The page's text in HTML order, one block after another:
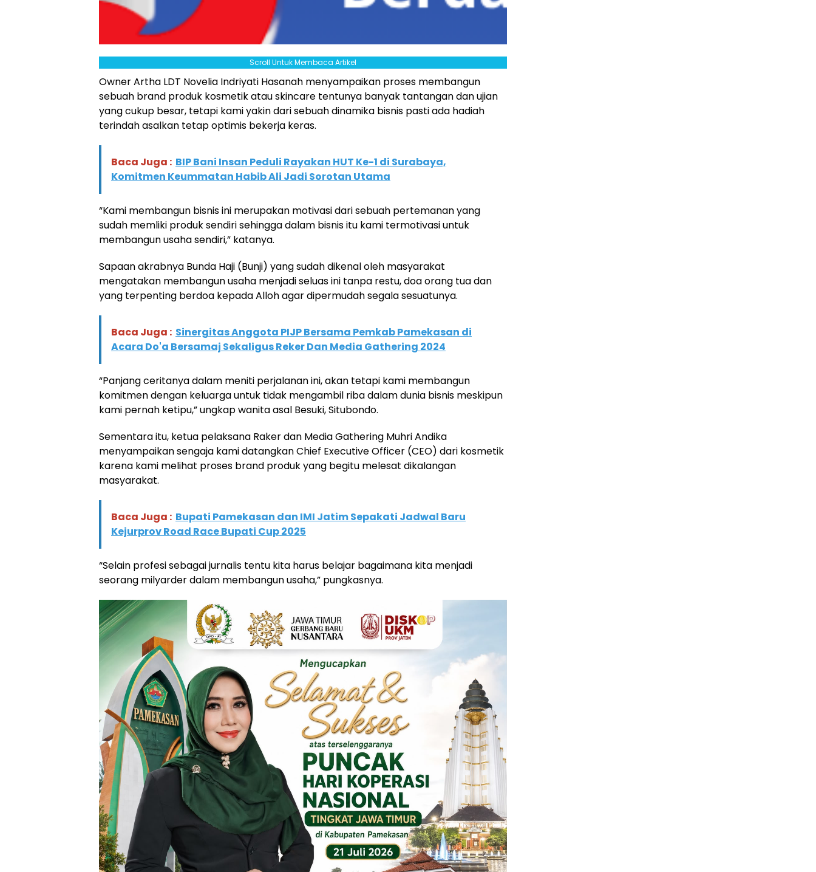
Scroll Untuk Membaca Artikel
Owner Artha LDT Novelia Indriyati Hasanah menyampaikan proses membangun
sebuah brand produk kosmetik atau skincare tentunya banyak tantangan dan ujian
yang cukup besar, tetapi kami yakin dari sebuah dinamika bisnis pasti ada hadiah
terindah asalkan tetap optimis bekerja keras.
Baca Juga : BIP Bani Insan Peduli Rayakan HUT Ke-1 di Surabaya,
Komitmen Keummatan Habib Ali Jadi Sorotan Utama
“Kami membangun bisnis ini merupakan motivasi dari sebuah pertemanan yang
sudah memliki produk sendiri sehingga dalam bisnis itu kami termotivasi untuk
membangun usaha sendiri,” katanya.
Sapaan akrabnya Bunda Haji (Bunji) yang sudah dikenal oleh masyarakat
mengatakan membangun usaha menjadi seluas ini tanpa restu, doa orang tua dan
yang terpenting berdoa kepada Alloh agar dipermudah segala sesuatunya.
Baca Juga : Sinergitas Anggota PIJP Bersama Pemkab Pamekasan di
Acara Do'a Bersamaj Sekaligus Reker Dan Media Gathering 2024
“Panjang ceritanya dalam meniti perjalanan ini, akan tetapi kami membangun
komitmen dengan keluarga untuk tidak mengambil riba dalam dunia bisnis meskipun
kami pernah ketipu,” ungkap wanita asal Besuki, Situbondo.
Sementara itu, ketua pelaksana Raker dan Media Gathering Muhri Andika
menyampaikan sengaja kami datangkan Chief Executive Officer (CEO) dari kosmetik
karena kami melihat proses brand produk yang begitu melesat dikalangan
masyarakat.
Baca Juga : Bupati Pamekasan dan IMI Jatim Sepakati Jadwal Baru
Kejurprov Road Race Bupati Cup 2025
“Selain profesi sebagai jurnalis tentu kita harus belajar bagaimana kita menjadi
seorang milyarder dalam membangun usaha,” pungkasnya.